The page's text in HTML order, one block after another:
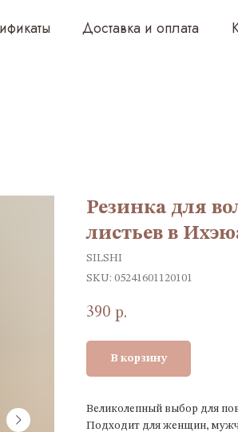
Доставка и оплата
Резинка для
листьев в
SILSHI
SKU: 05241601120101
390 р.
В корзину
Великолепный выбор для
Подходит для женщин,